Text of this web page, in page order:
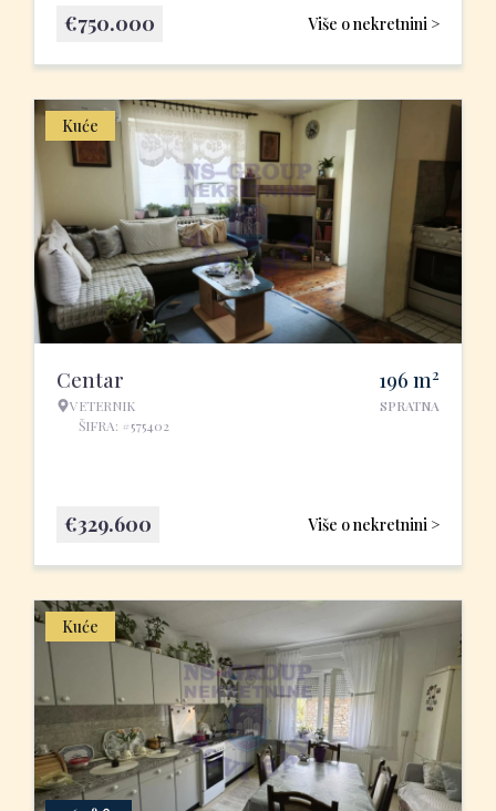
Više o nekretnini >
€750.000
Kuće
Centar
VETERNIK
ŠIFRA: #575402
196 m2
SPRATNA
Više o nekretnini >
€329.600
Kuće